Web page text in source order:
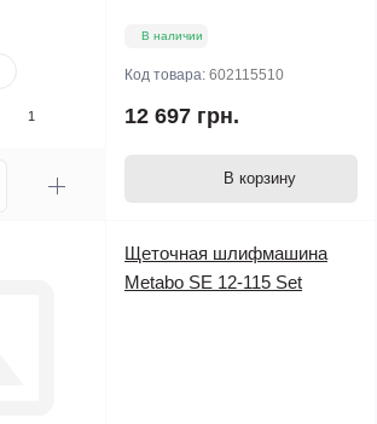
1
В наличии
Код товара: 602115510
12 697 грн.
В корзину
Щеточная шлифмашина
Metabo SE 12-115 Set